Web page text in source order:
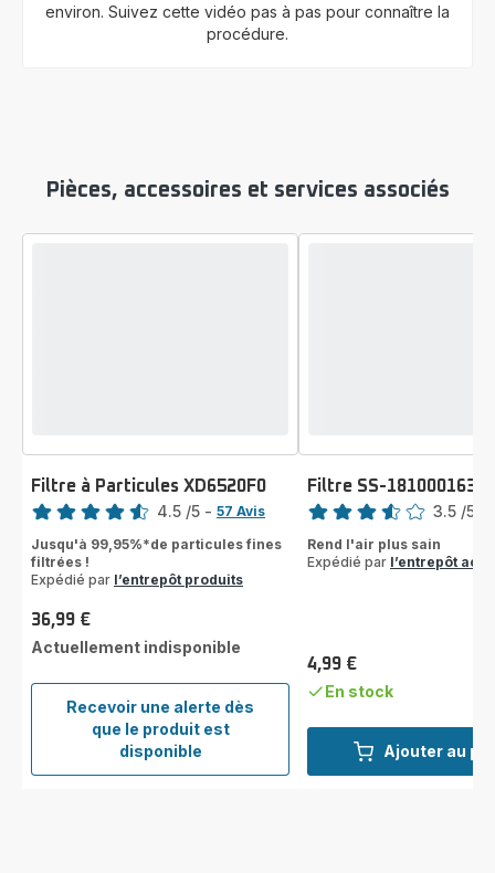
environ. Suivez cette vidéo pas à pas pour connaître la
procédure.
Pièces, accessoires et services associés
Recevoir une alerte dès
que le produit est
disponible
Filtre
à
Particules
Filtre à Particules XD6520F0
Note
4.5 /5 - 57 Avis
Jusqu'à 99,95%*de particules fines
filtrées !
Expédié par l’entrepôt produits
Prix
36,99 €
Actuellement indisponible
Ajouter au
Filtre SS-1810001637
Note
3.5 /5
Rend l'air plus sain
Expédié par l’entrepôt
Prix
4,99 €
En stock